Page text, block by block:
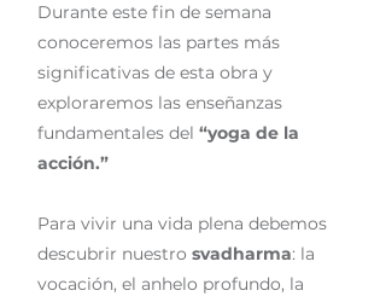
Durante este fin de semana
conoceremos las partes más
significativas de esta obra y
exploraremos las enseñanzas
fundamentales del “yoga de la
acción.”
Para vivir una vida plena debemos
descubrir nuestro svadharma: la
vocación, el anhelo profundo, la